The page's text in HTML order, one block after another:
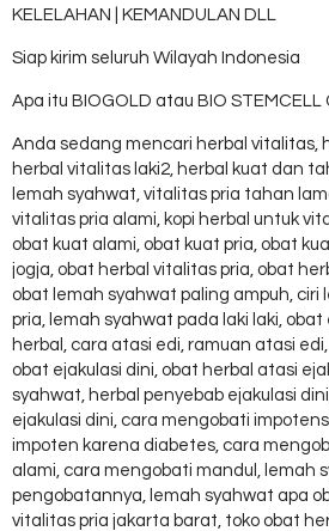
KELELAHAN | KEMANDULAN DLL
Siap kirim seluruh Wilayah Indonesia
Apa itu BIOGOLD atau BIO STEMCELL
Anda sedang mencari herbal vitalitas,
herbal vitalitas laki2, herbal kuat dan
lemah syahwat, vitalitas pria tahan
vitalitas pria alami, kopi herbal untuk
obat kuat alami, obat kuat pria, obat
jogja, obat herbal vitalitas pria, obat
obat lemah syahwat paling ampuh, ciri
pria, lemah syahwat pada laki laki,
herbal, cara atasi edi, ramuan atasi
obat ejakulasi dini, obat herbal atasi
syahwat, herbal penyebab ejakulasi
ejakulasi dini, cara mengobati
impoten karena diabetes, cara
alami, cara mengobati mandul, lemah
pengobatannya, lemah syahwat apa
vitalitas pria jakarta barat, toko obat